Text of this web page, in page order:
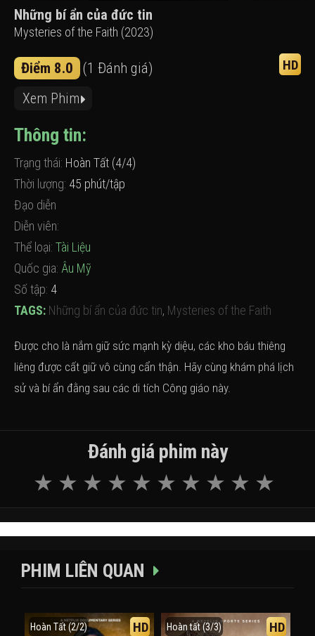
Những bí ẩn của đức tin
Mysteries of the Faith (2023)
Điểm 8.0 (1 Đánh giá) HD
Xem Phim
Thông tin:
Trạng thái: Hoàn Tất (4/4)
Thời lượng: 45 phút/tập
Đạo diễn
Diễn viên:
Thể loại: Tài Liệu
Quốc gia: Âu Mỹ
Số tập: 4
TAGS: Những bí ẩn của đức tin, Mysteries of the Faith
Được cho là nắm giữ sức mạnh kỳ diệu, các kho báu thiêng
liêng được cất giữ vô cùng cẩn thận. Hãy cùng khám phá lịch
sử và bí ẩn đằng sau các di tích Công giáo này.
Đánh giá phim này
PHIM LIÊN QUAN
Hoàn Tất (2/2) HD Hoàn tất (3/3) HD